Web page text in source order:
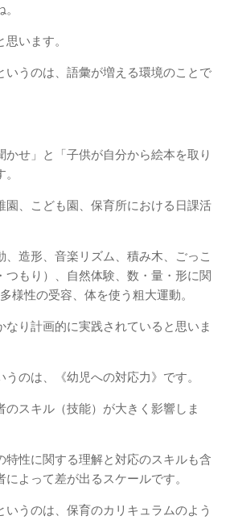
います。
うのは、語彙が増える環境のことで
かせ」と「子供が自分から絵本を取り
、こども園、保育所における日課活
造形、音楽リズム、積み木、ごっこ
つもり）、自然体験、数・量・形に関
様性の受容、体を使う粗大運動。
なり計画的に実践されていると思いま
のは、《幼児への対応力》です。
のスキル（技能）が大きく影響しま
特性に関する理解と対応のスキルも含
よって差が出るスケールです。
うのは、保育のカリキュラムのよう